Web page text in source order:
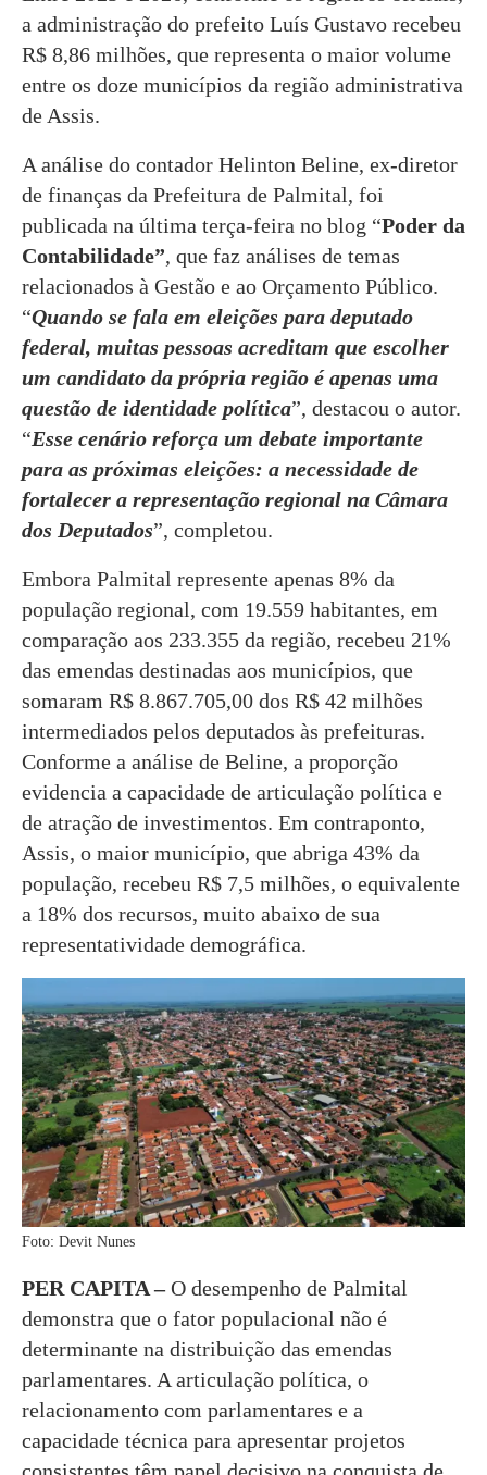
a administração do prefeito Luís Gustavo recebeu
R$ 8,86 milhões, que representa o maior volume
entre os doze municípios da região administrativa
de Assis.
A análise do contador Helinton Beline, ex-diretor
de finanças da Prefeitura de Palmital, foi
publicada na última terça-feira no blog “Poder da
Contabilidade”, que faz análises de temas
relacionados à Gestão e ao Orçamento Público.
“Quando se fala em eleições para deputado
federal, muitas pessoas acreditam que escolher
um candidato da própria região é apenas uma
questão de identidade política”, destacou o autor.
“Esse cenário reforça um debate importante
para as próximas eleições: a necessidade de
fortalecer a representação regional na Câmara
dos Deputados”, completou.
Embora Palmital represente apenas 8% da
população regional, com 19.559 habitantes, em
comparação aos 233.355 da região, recebeu 21%
das emendas destinadas aos municípios, que
somaram R$ 8.867.705,00 dos R$ 42 milhões
intermediados pelos deputados às prefeituras.
Conforme a análise de Beline, a proporção
evidencia a capacidade de articulação política e
de atração de investimentos. Em contraponto,
Assis, o maior município, que abriga 43% da
população, recebeu R$ 7,5 milhões, o equivalente
a 18% dos recursos, muito abaixo de sua
representatividade demográfica.
Foto: Devit Nunes
PER CAPITA –O desempenho de Palmital
demonstra que o fator populacional não é
determinante na distribuição das emendas
parlamentares. A articulação política, o
relacionamento com parlamentares e a
capacidade técnica para apresentar projetos